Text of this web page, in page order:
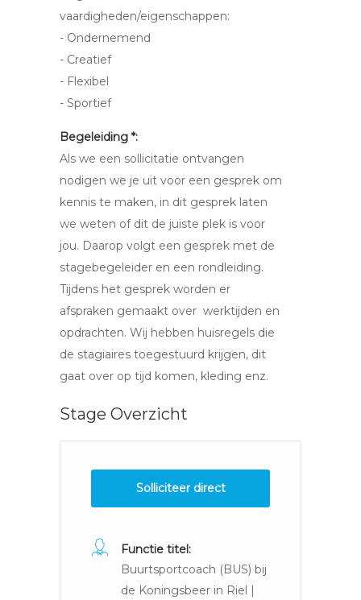
vaardigheden/eigenschappen:
- Ondernemend
- Creatief
- Flexibel
- Sportief
Begeleiding *:
Als we een sollicitatie ontvangen
nodigen we je uit voor een gesprek om
kennis te maken, in dit gesprek laten
we weten of dit de juiste plek is voor
jou. Daarop volgt een gesprek met de
stagebegeleider en een rondleiding.
Tijdens het gesprek worden er
afspraken gemaakt over werktijden en
opdrachten. Wij hebben huisregels die
de stagiaires toegestuurd krijgen, dit
gaat over op tijd komen, kleding enz.
Stage Overzicht
Solliciteer direct
Functie titel:
Buurtsportcoach (BUS) bij
de Koningsbeer in Riel |